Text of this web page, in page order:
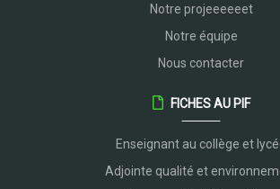
Notre projeeeeeet
Notre équipe
Nous contacter
FICHES AU PIF
Enseignant au collège et
Adjointe qualité et